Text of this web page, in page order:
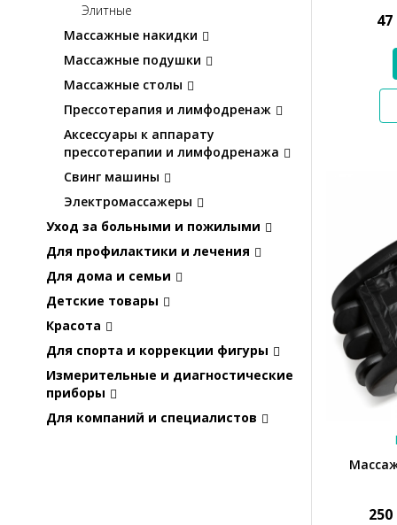
Элитные
Массажные накидки
Массажные подушки
Массажные столы
Прессотерапия и лимфодренаж
Аксессуары к аппарату
прессотерапии и лимфодренажа
Свинг машины
Электромассажеры
Уход за больными и пожилыми
Для профилактики и лечения
Для дома и семьи
Детские товары
Красота
Для спорта и коррекции фигуры
Измерительные и диагностические
приборы
Для компаний и специалистов
47
250